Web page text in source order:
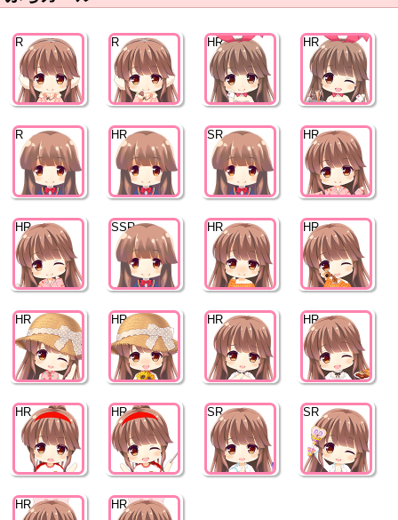
R R HR HR
R HR SR HR
HR SSR HR HR
HR HR HR HR
HR HR SR SR
HR HR